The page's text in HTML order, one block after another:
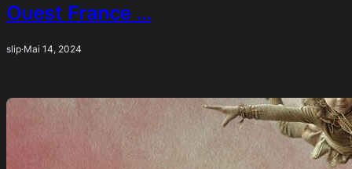
Ouest France …
slip·Mai 14, 2024